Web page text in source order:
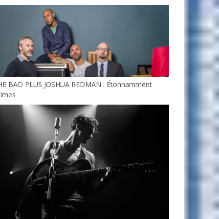
BAD PLUS JOSHUA REDMAN : Étonnamment